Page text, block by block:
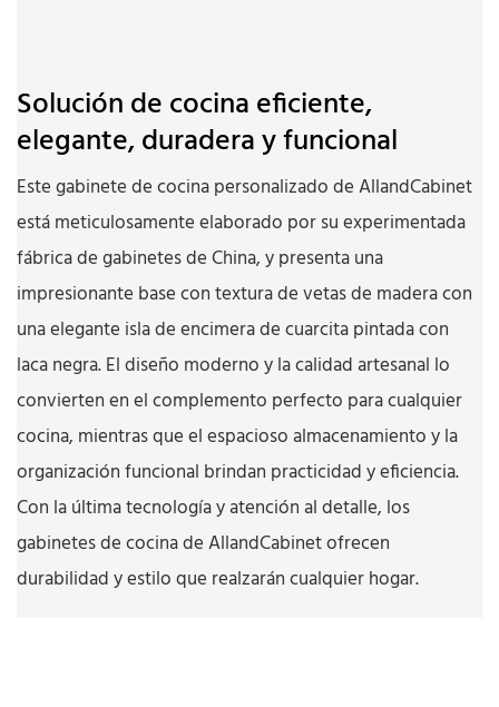
Solución de cocina eficiente,
elegante, duradera y funcional
Este gabinete de cocina personalizado de AllandCabinet
está meticulosamente elaborado por su experimentada
fábrica de gabinetes de China, y presenta una
impresionante base con textura de vetas de madera con
una elegante isla de encimera de cuarcita pintada con
laca negra. El diseño moderno y la calidad artesanal lo
convierten en el complemento perfecto para cualquier
cocina, mientras que el espacioso almacenamiento y la
organización funcional brindan practicidad y eficiencia.
Con la última tecnología y atención al detalle, los
gabinetes de cocina de AllandCabinet ofrecen
durabilidad y estilo que realzarán cualquier hogar.